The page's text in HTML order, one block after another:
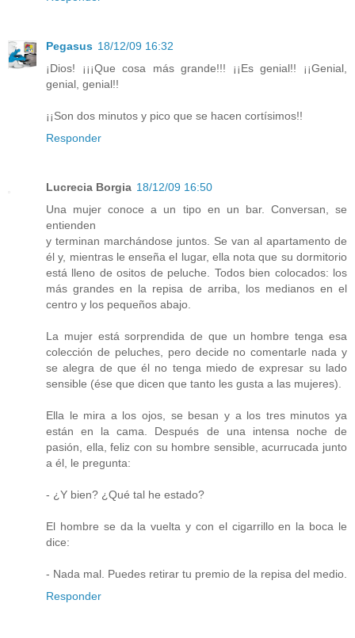
Pegasus 18/12/09 16:32
¡Dios! ¡¡¡Que cosa más grande!!! ¡¡Es genial!! ¡¡Genial,
genial, genial!!
¡¡Son dos minutos y pico que se hacen cortísimos!!
Responder
Lucrecia Borgia 18/12/09 16:50
Una mujer conoce a un tipo en un bar. Conversan, se
entienden
y terminan marchándose juntos. Se van al apartamento de
él y, mientras le enseña el lugar, ella nota que su dormitorio
está lleno de ositos de peluche. Todos bien colocados: los
más grandes en la repisa de arriba, los medianos en el
centro y los pequeños abajo.
La mujer está sorprendida de que un hombre tenga esa
colección de peluches, pero decide no comentarle nada y
se alegra de que él no tenga miedo de expresar su lado
sensible (ése que dicen que tanto les gusta a las mujeres).
Ella le mira a los ojos, se besan y a los tres minutos ya
están en la cama. Después de una intensa noche de
pasión, ella, feliz con su hombre sensible, acurrucada junto
a él, le pregunta:
- ¿Y bien? ¿Qué tal he estado?
El hombre se da la vuelta y con el cigarrillo en la boca le
dice:
- Nada mal. Puedes retirar tu premio de la repisa del medio.
Responder